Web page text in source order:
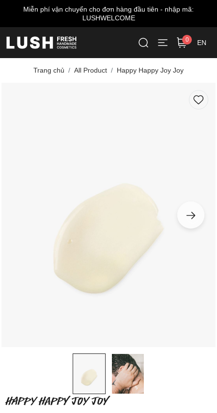
Miễn phí vận chuyển cho đơn hàng đầu tiên - nhập mã:
LUSHWELCOME
0 EN
Trang chủ All Product Happy Happy Joy Joy
HAPPY HAPPY JOY JOY